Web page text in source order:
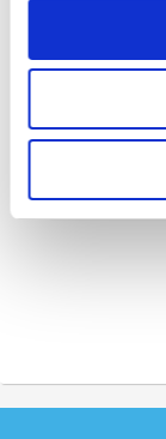
Zo diep als